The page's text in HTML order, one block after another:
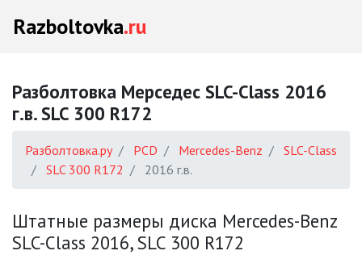
Razboltovka.ru
Разболтовка Мерседес SLC-Class 2016
г.в. SLC 300 R172
Разболтовка.ру PCD Mercedes-Benz
SLC-Class
SLC 300 R172
2016 г.в.
Штатные размеры диска Mercedes-Benz
SLC-Class 2016, SLC 300 R172